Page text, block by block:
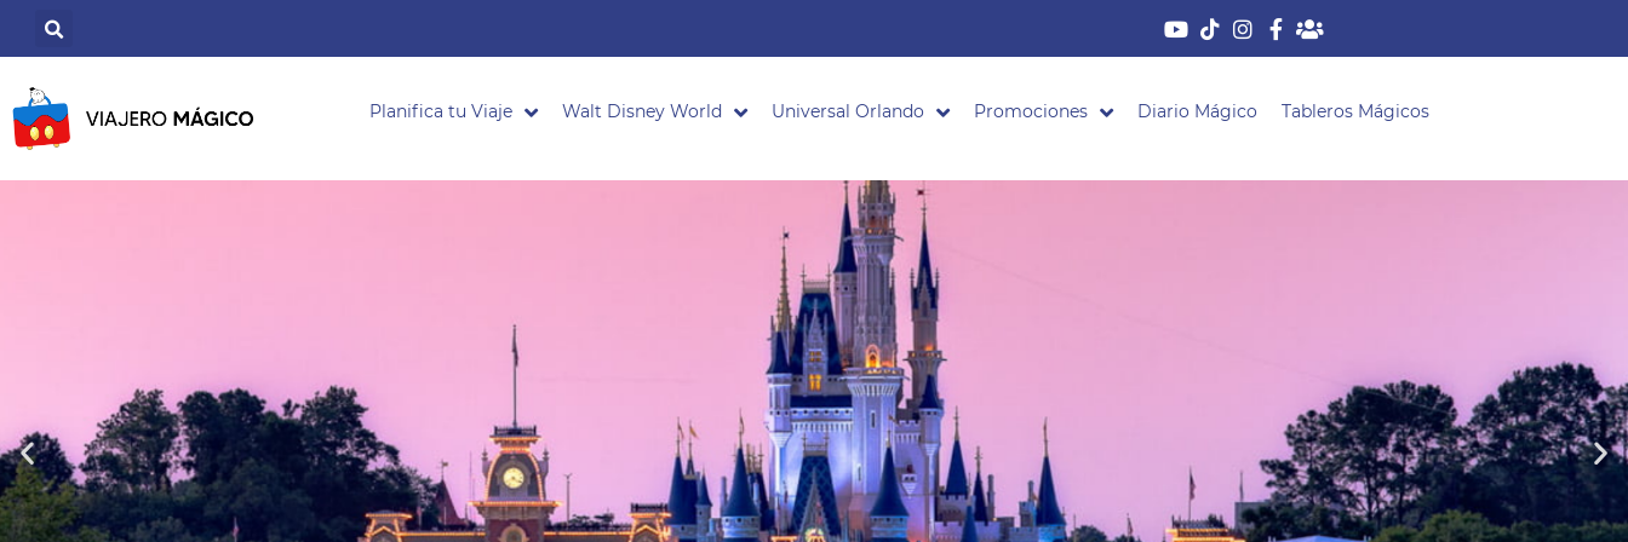
Planifica tu Viaje Walt Disney World Universal Orlando Promociones Diario Mágico Tableros Mágicos